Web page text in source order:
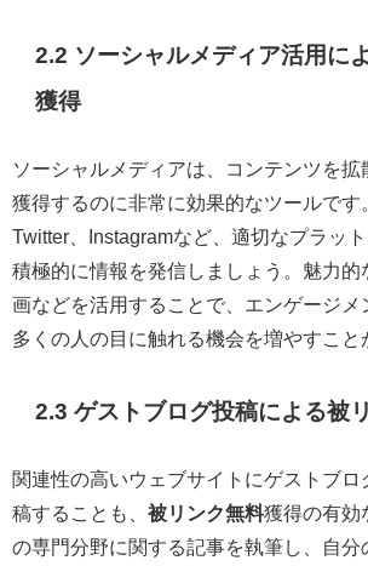
2.2 ソーシャルメディア活用に
獲得
ソーシャルメディアは、コンテンツを拡
獲得するのに非常に効果的なツールです
Twitter、Instagramなど、適切なプラット
積極的に情報を発信しましょう。魅力的
画などを活用することで、エンゲージメ
多くの人の目に触れる機会を増やすこと
2.3 ゲストブログ投稿による被
関連性の高いウェブサイトにゲストブロ
稿することも、 被リンク無料獲得の有効
の専門分野に関する記事を執筆し、自分